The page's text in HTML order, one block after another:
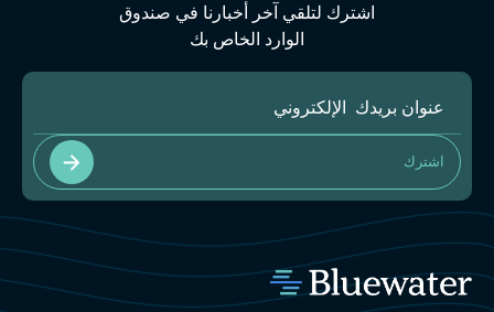
اشترك لتلقي آخر أخبارنا في صندوق
الوارد الخاص بك
اشترك